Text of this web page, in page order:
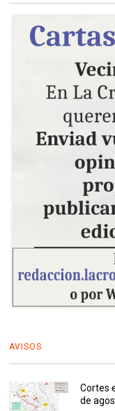
AVISOS
Cortes
de